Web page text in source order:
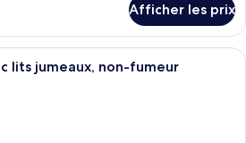
Afficher les prix
Une chambre d’hôtel avec deux
lits jumeaux, non-fumeur